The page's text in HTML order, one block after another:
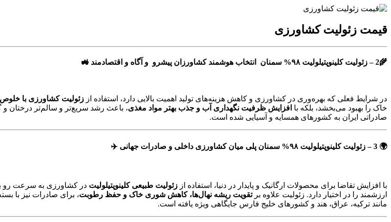
قیمت زئولیت کشاورزی
🌾2 – زئولیت کلینوپتیلولیت ۹۸% سمنان انتخاب هوشمند کشاورزان پیشرو و آگاه و اقتصادمند 🚜
در شرایط فعلی که بهره‌وری در کشاورزی و کاهش هزینه‌های تولید اهمیت بالایی دارد، استفاده از زئولیت کشاورزی با خلوص ۹۸٪
خاک را بهبود می‌بخشد، بلکه با افزایش ظرفیت نگهداری آب و جذب بهتر مواد مغذی، باعث رشد سریع‌تر و سالم‌تر درختان
صادراتی ایران به کشورهای همسایه و آسیایی شده است.
🌍 3 – زئولیت کلینوپتیلولیت ۹۸% سمنان پلی میان کشاورزی داخلی و صادرات جهانی ✈️
با افزایش تقاضا برای محصولات ارگانیک و پایدار در دنیا، استفاده از زئولیت طبیعی کلینوپتیلولیت در کشاورزی به سرعت رو
ارزشمند را در اختیار دارد. زئولیت علاوه برتقویت ریشه نهال‌ها، کاهش شوری خاک و حفظ رطوبت، برای صادرات نیز با
مانند ترکیه، عراق، هند و کشورهای خلیج فارس جایگاهی ویژه یافته است.